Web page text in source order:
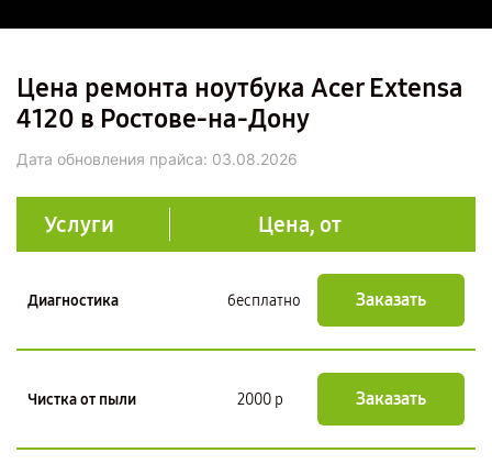
Цена ремонта ноутбука Acer Extensa
4120 в Ростове-на-Дону
Дата обновления прайса: 03.08.2026
Услуги Цена, от
Диагностика бесплатно Заказать
Чистка от пыли 2000 р Заказать